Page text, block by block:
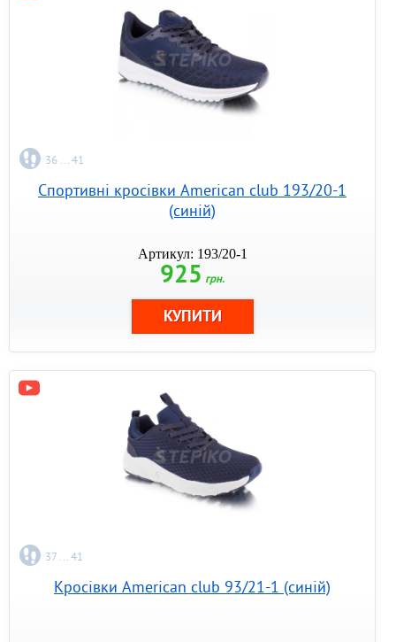
36 ... 41
Спортивні кросівки American club 193/20-1
(синій)
Артикул: 193/20-1
925 грн.
37 ... 41
Кросівки American club 93/21-1 (синій)